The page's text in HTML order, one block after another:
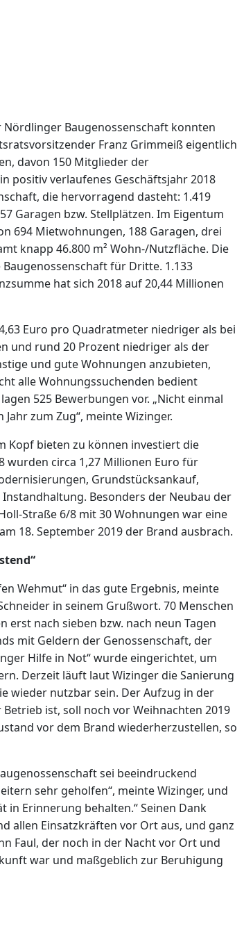
Baugenossenschaft konnten
Franz Grimmeiß eigentlich
davon 150 Mitglieder der
positiv verlaufenes Geschäftsjahr 2018
die hervorragend dasteht: 1.419
Garagen bzw. Stellplätzen. Im Eigentum
694 Mietwohnungen, 188 Garagen, drei
knapp 46.800 m² Wohn-/Nutzfläche. Die
für Dritte. 1.133
hat sich 2018 auf 20,44 Millionen
Euro pro Quadratmeter niedriger als bei
und rund 20 Prozent niedriger als der
und gute Wohnungen anzubieten,
alle Wohnungssuchenden bedient
525 Bewerbungen vor. „Nicht einmal
zum Zug“, meinte Wizinger.
Kopf bieten zu können investiert die
wurden circa 1,27 Millionen Euro für
Grundstücksankauf,
Besonders der Neubau der
Straße 6/8 mit 30 Wohnungen war eine
18. September 2019 der Brand ausbrach.
Wehmut“ in das gute Ergebnis, meinte
in seinem Grußwort. 70 Menschen
nach sieben bzw. nach neun Tagen
mit Geldern der Genossenschaft, der
Hilfe in Not“ wurde eingerichtet, um
Derzeit läuft laut Wizinger die Sanierung
wieder nutzbar sein. Der Aufzug in der
ist, soll noch vor Weihnachten 2019
vor dem Brand wiederherzustellen, so
sei beeindruckend
sehr geholfen“, meinte Wizinger, und
in Erinnerung behalten.“ Seinen Dank
allen Einsatzkräften vor Ort aus, und ganz
Faul, der noch in der Nacht vor Ort und
war und maßgeblich zur Beruhigung
Technischer Leiter -
Bauleiter (m/w/d)